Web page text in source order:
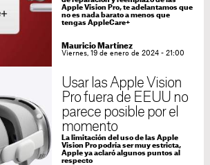
Apple Vision Pro, te adelantamos que
no es nada barato a menos que
tengas AppleCare+
Mauricio Martínez
Viernes, 19 de enero de 2024 - 21:00
Usar las Apple Vision
Pro fuera de EEUU no
parece posible por el
momento
La limitación del uso de las Apple
Vision Pro podría ser muy estricta,
Apple ya aclaró algunos puntos al
respecto